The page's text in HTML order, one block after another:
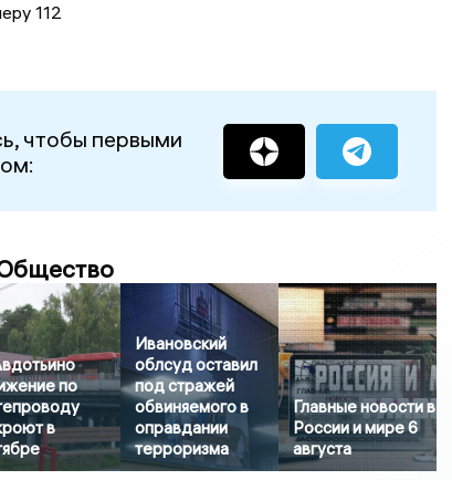
112
чтобы первыми
по
в
Ивановский
облсуд оставил
под стражей
обвиняемого в
оправдании
терроризма
Главные новости в
России и мире 6
августа